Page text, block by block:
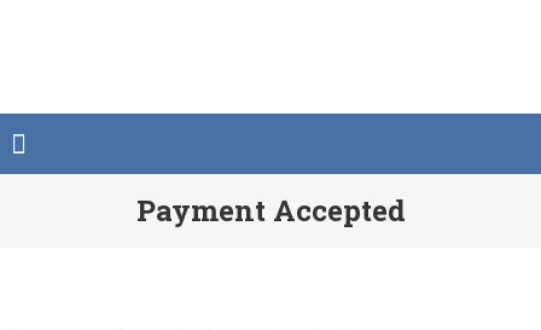
Payment Accepted